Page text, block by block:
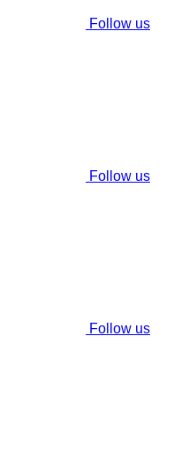
Follow us
Follow us
Follow us